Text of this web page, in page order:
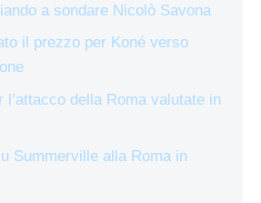
a sondare Nicolò Savona
il prezzo per Koné verso
l’attacco della Roma valutate in
Summerville alla Roma in